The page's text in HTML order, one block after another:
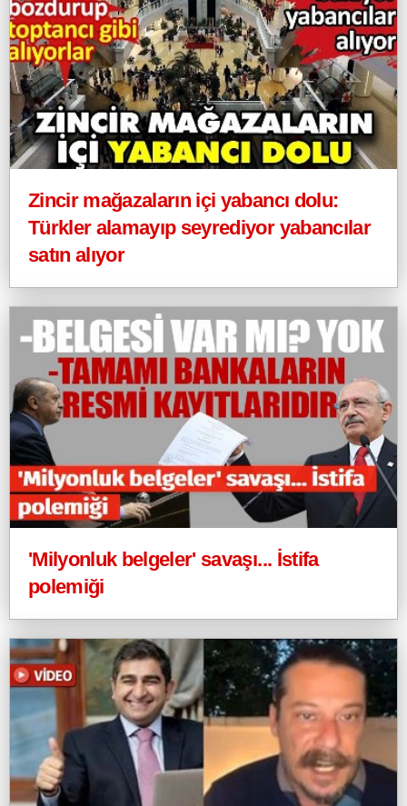
Zincir mağazaların içi yabancı dolu:
Türkler alamayıp seyrediyor yabancılar
satın alıyor
'Milyonluk belgeler' savaşı... İstifa
polemiği